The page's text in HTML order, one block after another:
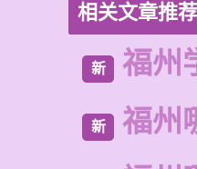
相关文章推荐
新 福州
新
福州